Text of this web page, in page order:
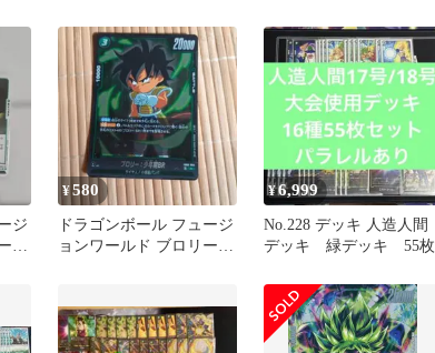
ド
ジ
¥580
ドラゴンボール フュージ
ョンワールド ブロリー
¥6,999
No.228 デッキ 人造人間
デッキ 緑デッキ 55枚